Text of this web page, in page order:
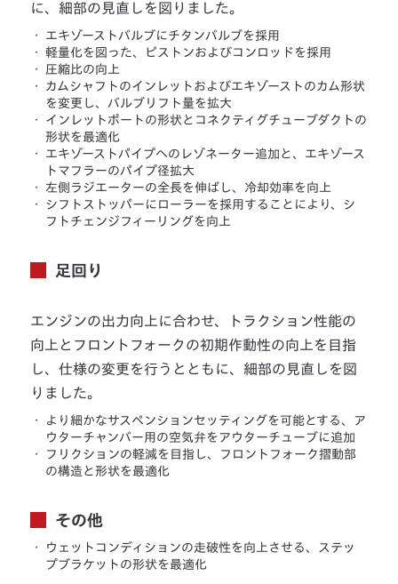
に、細部の見直しを図りました。
・
エキゾーストバルブにチタンバルブを採用
・
軽量化を図った、ピストンおよびコンロッドを採用
・
圧縮比の向上
・
カムシャフトのインレットおよびエキゾーストのカム形状
を変更し、バルブリフト量を拡大
・
インレットポートの形状とコネクティグチューブダクトの
形状を最適化
・
エキゾーストパイプへのレゾネーター追加と、エキゾース
トマフラーのパイプ径拡大
・
左側ラジエーターの全長を伸ばし、冷却効率を向上
・
シフトストッパーにローラーを採用することにより、シ
フトチェンジフィーリングを向上
足回り
エンジンの出力向上に合わせ、トラクション性能の
向上とフロントフォークの初期作動性の向上を目指
し、仕様の変更を行うとともに、細部の見直しを図
りました。
・
より細かなサスペンションセッティングを可能とする、ア
ウターチャンバー用の空気弁をアウターチューブに追加
・
フリクションの軽減を目指し、フロントフォーク摺動部
の構造と形状を最適化
その他
・
ウェットコンディションの走破性を向上させる、ステッ
プブラケットの形状を最適化